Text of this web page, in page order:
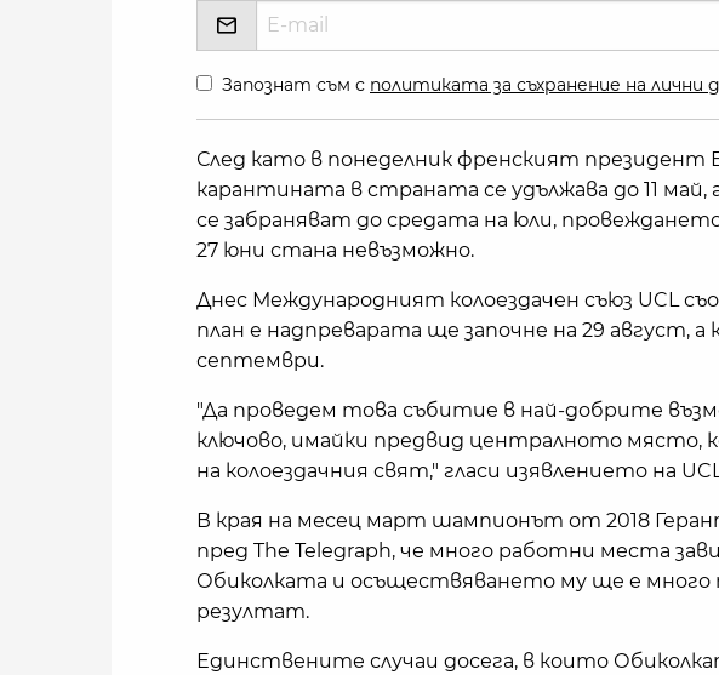
Запознат съм с политиката за съхранение на лични
След като в понеделник френският президент
карантината в страната се удължава до 11 май,
се забраняват до средата на юли,
27 юни стана невъзможно.
Днес Международният колоездачен съюз UCL
план е надпреварата ще започне на 29 август,
септември.
"Да проведем това събитие в най-добрите
ключово, имайки предвид централното място,
на колоездачния свят," гласи изявлението на
В края на месец март шампионът от 2018
пред The Telegraph, че много работни места
Обиколката и осъществяването му ще е много
резултат.
Единствените случаи досега, в които